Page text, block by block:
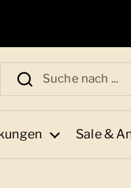
Sale &